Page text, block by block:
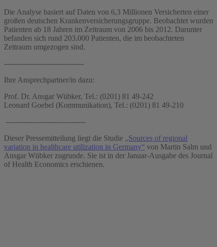
Die Analyse basiert auf Daten von 6,3 Millionen Versicherten einer
großen deutschen Krankenversicherungsgruppe. Beobachtet wurden
Patienten ab 18 Jahren im Zeitraum von 2006 bis 2012. Darunter
befanden sich rund 203.000 Patienten, die im beobachteten
Zeitraum umgezogen sind.
---------------------------------
Ihre Ansprechpartner/in dazu:
Prof. Dr. Ansgar Wübker, Tel.: (0201) 81 49-242
Leonard Goebel (Kommunikation), Tel.: (0201) 81 49-210
---------------------------------
Dieser Pressemitteilung liegt die Studie „Sources of regional
variation in healthcare utilization in Germany“ von Martin Salm und
Ansgar Wübker zugrunde. Sie ist in der Januar-Ausgabe des Journal
of Health Economics erschienen.